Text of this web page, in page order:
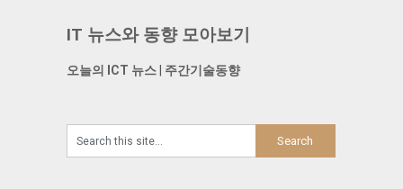
IT 뉴스와 동향 모아보기
오늘의 ICT 뉴스| 주간기술동향